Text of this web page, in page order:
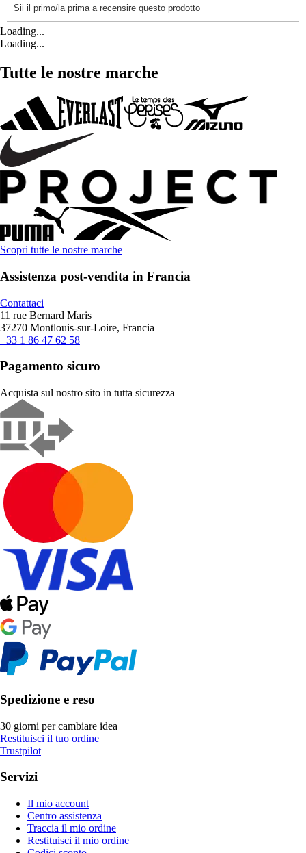
Loading...
Loading...
Tutte le nostre marche
Scopri tutte le nostre marche
Assistenza post-vendita in Francia
Contattaci
11 rue Bernard Maris
37270 Montlouis-sur-Loire, Francia
+33 1 86 47 62 58
Pagamento sicuro
Acquista sul nostro sito in tutta sicurezza
Spedizione e reso
30 giorni per cambiare idea
Restituisci il tuo ordine
Trustpilot
Servizi
Il mio account
Centro assistenza
Traccia il mio ordine
Restituisci il mio ordine